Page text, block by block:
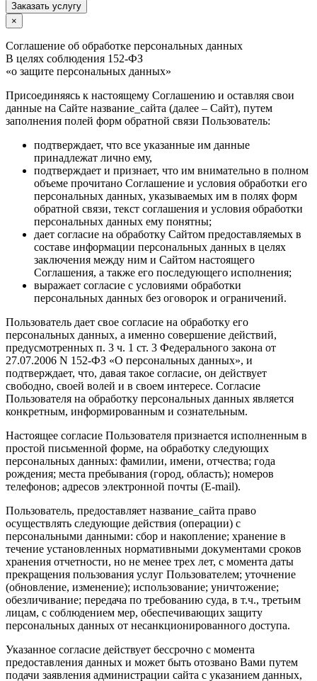
Заказать услугу
×
Соглашение об обработке персональных данных
В целях соблюдения 152-ФЗ
«о защите персональных данных»
Присоединяясь к настоящему Соглашению и оставляя свои
данные на Сайте название_сайта (далее – Сайт), путем
заполнения полей форм обратной связи Пользователь:
подтверждает, что все указанные им данные
принадлежат лично ему,
подтверждает и признает, что им внимательно в полном
объеме прочитано Соглашение и условия обработки его
персональных данных, указываемых им в полях форм
обратной связи, текст соглашения и условия обработки
персональных данных ему понятны;
дает согласие на обработку Сайтом предоставляемых в
составе информации персональных данных в целях
заключения между ним и Сайтом настоящего
Соглашения, а также его последующего исполнения;
выражает согласие с условиями обработки
персональных данных без оговорок и ограничений.
Пользователь дает свое согласие на обработку его
персональных данных, а именно совершение действий,
предусмотренных п. 3 ч. 1 ст. 3 Федерального закона от
27.07.2006 N 152-ФЗ «О персональных данных», и
подтверждает, что, давая такое согласие, он действует
свободно, своей волей и в своем интересе. Согласие
Пользователя на обработку персональных данных является
конкретным, информированным и сознательным.
Настоящее согласие Пользователя признается исполненным в
простой письменной форме, на обработку следующих
персональных данных: фамилии, имени, отчества; года
рождения; места пребывания (город, область); номеров
телефонов; адресов электронной почты (E-mail).
Пользователь, предоставляет название_сайта право
осуществлять следующие действия (операции) с
персональными данными: сбор и накопление; хранение в
течение установленных нормативными документами сроков
хранения отчетности, но не менее трех лет, с момента даты
прекращения пользования услуг Пользователем; уточнение
(обновление, изменение); использование; уничтожение;
обезличивание; передача по требованию суда, в т.ч., третьим
лицам, с соблюдением мер, обеспечивающих защиту
персональных данных от несанкционированного доступа.
Указанное согласие действует бессрочно с момента
предоставления данных и может быть отозвано Вами путем
подачи заявления администрации сайта с указанием данных,